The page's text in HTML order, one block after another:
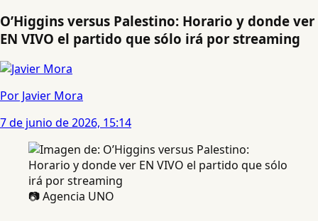
O’Higgins versus Palestino: Horario y donde ver
EN VIVO el partido que sólo irá por streaming
Por Javier Mora
7 de junio de 2026, 15:14
📷 Agencia UNO